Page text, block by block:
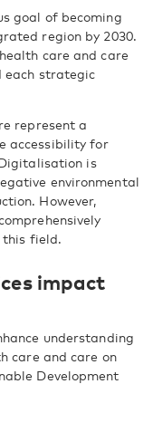
goal of becoming
region by 2030.
care and care
each strategic
represent a
accessibility for
is
environmental
However,
field.
impact
understanding
care and care on
Development